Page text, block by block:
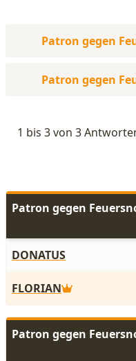
Patron gegen
Patron gegen
1 bis 3 von 3
Patron gegen
DONATUS
FLORIAN
Patron gegen